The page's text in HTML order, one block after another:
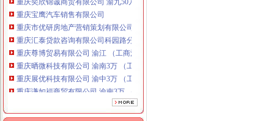
重庆宝鹰汽车销售有限公司
重庆市优研房地产营销策划有限公司
重庆汇泰贷款咨询有限公司科园路分公司 渝高 （工商注册）
重庆尊博贸易有限公司 渝江 （工商注册）
重庆晒微科技有限公司 渝南3万 （工商注册）
重庆展优科技有限公司 渝中3万 （工商注册）
重庆谦如福商贸有限公司 渝南3万 （公司转让）
重庆恺昶贸易有限公司 渝九 （食品许可证）
重庆市冰岛科技发展有限公司 渝沙50万 （进出口权）